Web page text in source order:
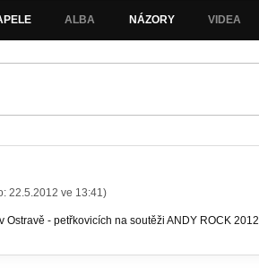
ALBA NÁZORY VIDEA
22.5.2012 ve 13:41)
Ostravě - petřkovicích na soutěži ANDY ROCK 2012